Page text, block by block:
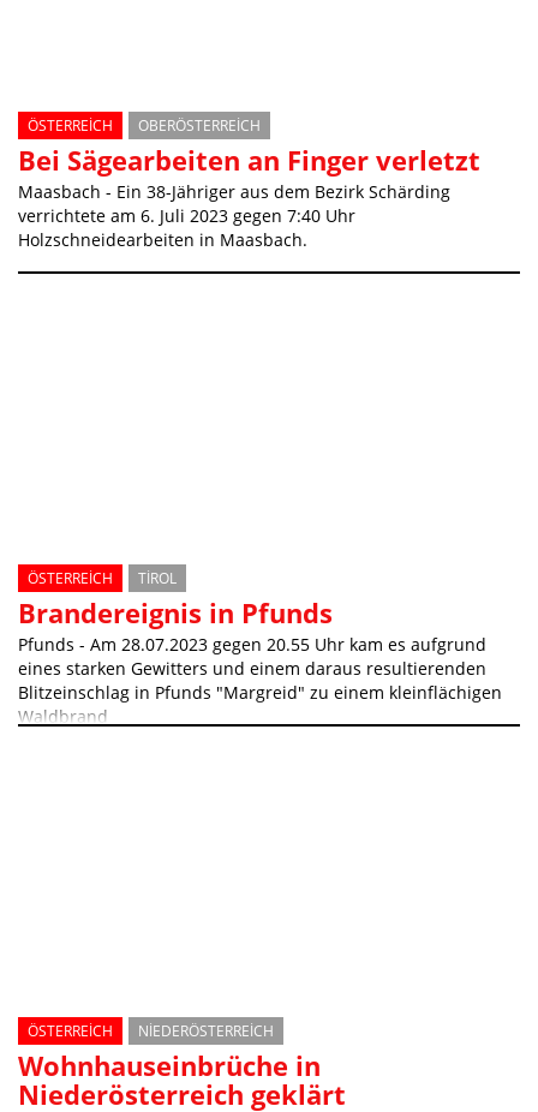
ÖSTERREICH OBERÖSTERREICH
Bei Sägearbeiten an Finger verletzt
Maasbach - Ein 38-Jähriger aus dem Bezirk Schärding
verrichtete am 6. Juli 2023 gegen 7:40 Uhr
Holzschneidearbeiten in Maasbach.
ÖSTERREICH TIROL
Brandereignis in Pfunds
Pfunds - Am 28.07.2023 gegen 20.55 Uhr kam es aufgrund
eines starken Gewitters und einem daraus resultierenden
Blitzeinschlag in Pfunds "Margreid" zu einem kleinflächigen
Waldbrand
ÖSTERREICH NIEDERÖSTERREICH
Wohnhauseinbrüche in
Niederösterreich geklärt